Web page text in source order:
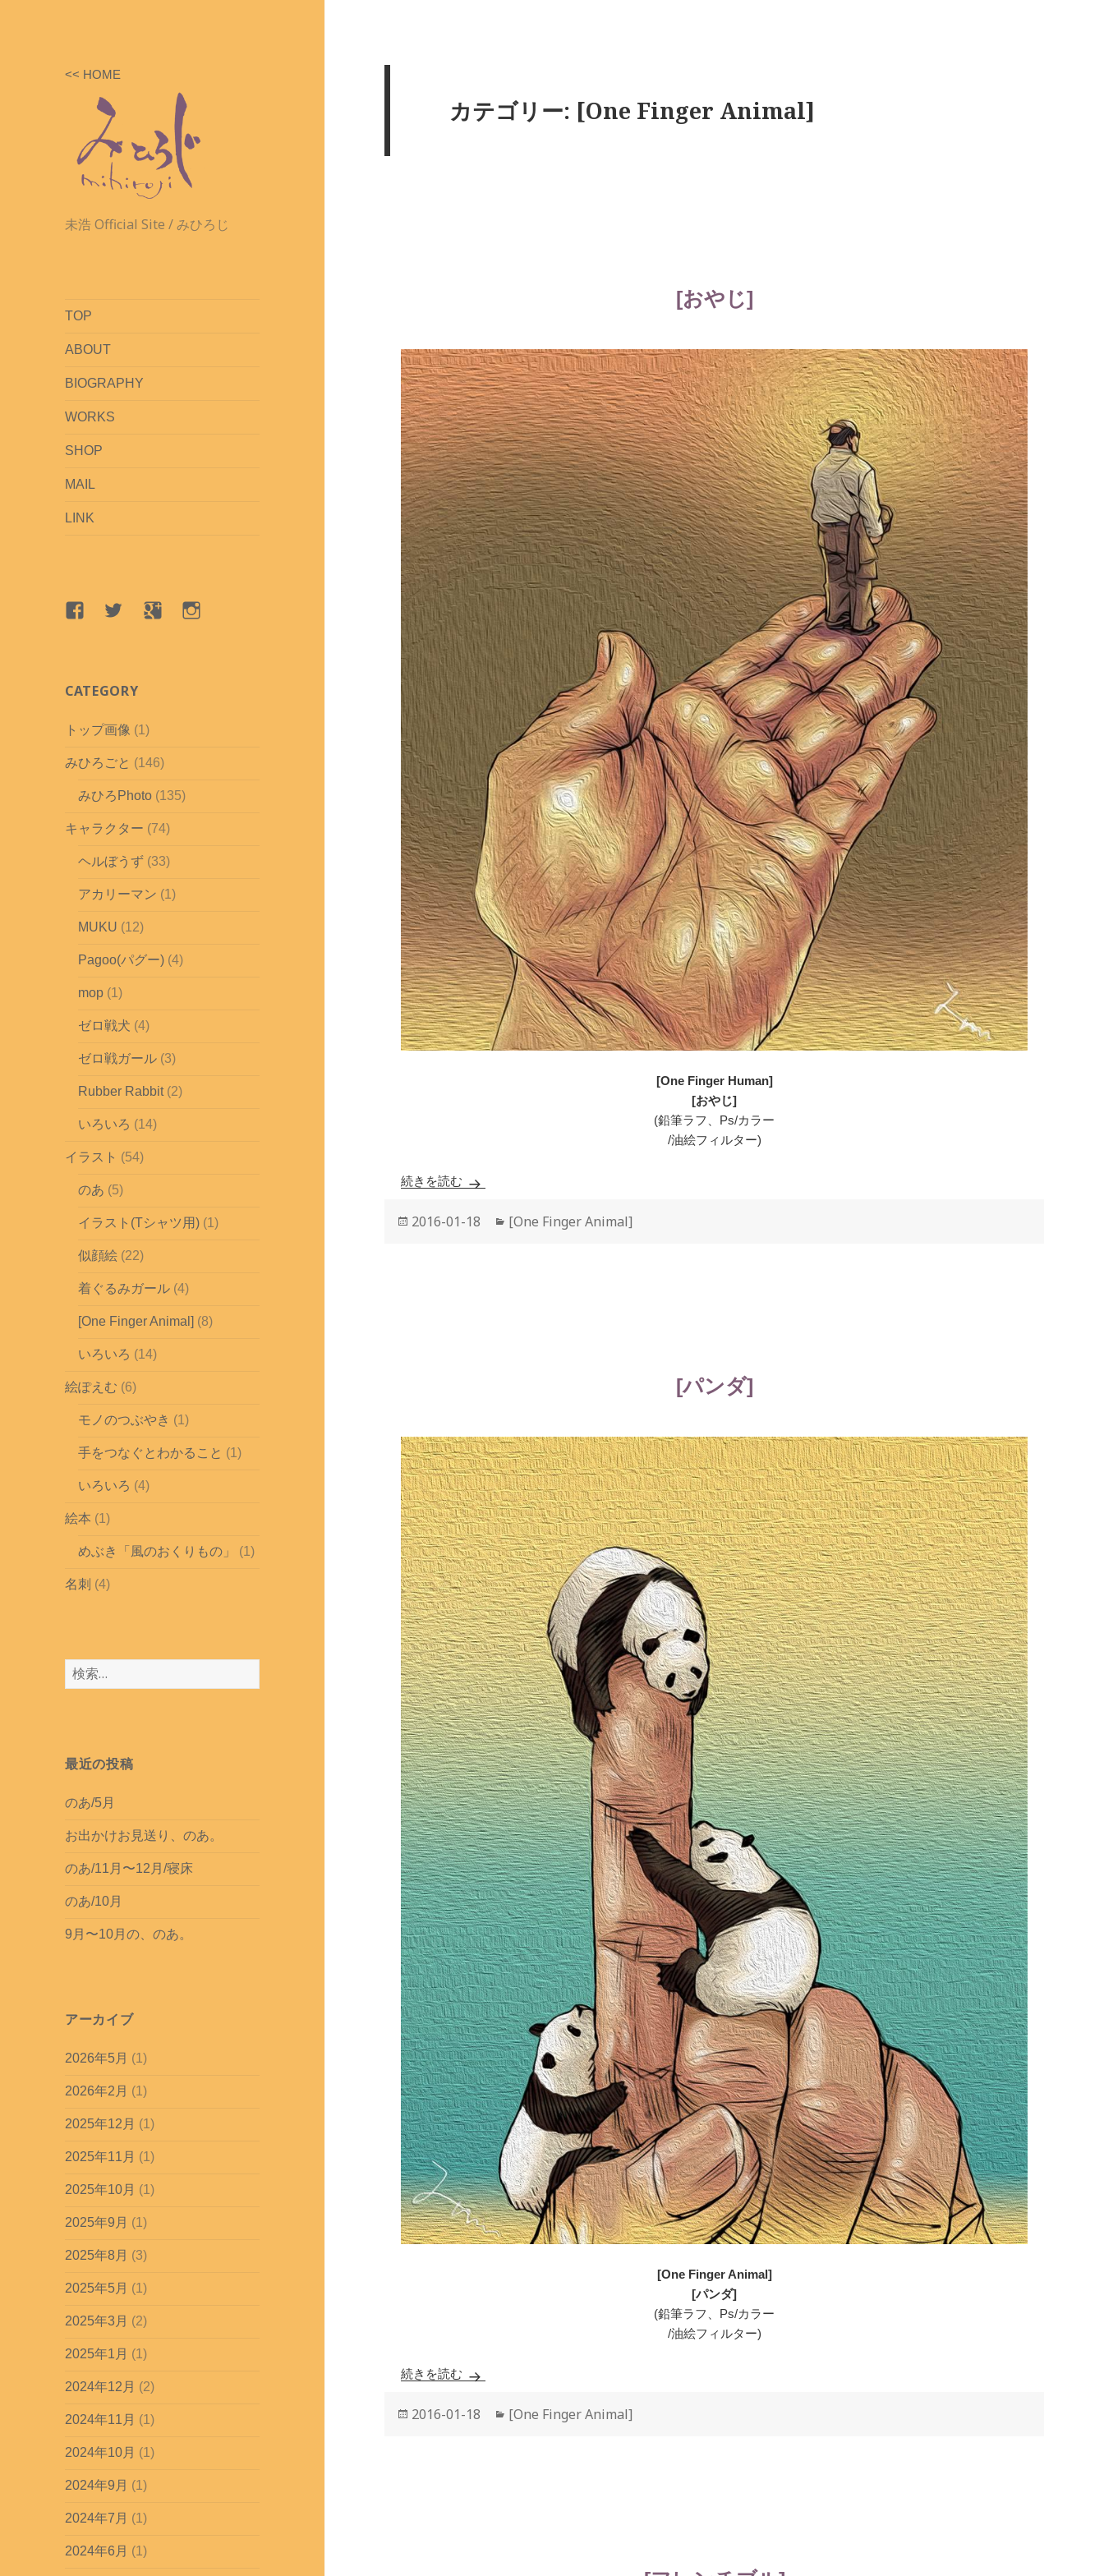
<< HOME
未浩 Official Site / みひろじ
TOP
ABOUT
BIOGRAPHY
WORKS
SHOP
MAIL
LINK
FacebookTwitter google+Instagram
CATEGORY
トップ画像 (1)
みひろごと (146)
みひろPhoto (135)
キャラクター (74)
ヘルぼうず (33)
アカリーマン (1)
MUKU (12)
Pagoo(パグー) (4)
mop (1)
ゼロ戦犬 (4)
ゼロ戦ガール (3)
Rubber Rabbit(2)
いろいろ (14)
イラスト (54)
のあ (5)
イラスト(Tシャツ用) (1)
似顔絵 (22)
着ぐるみガール (4)
[One Finger Animal] (8)
いろいろ (14)
絵ぽえむ (6)
モノのつぶやき (1)
手をつなぐとわかること (1)
いろいろ (4)
絵本 (1)
めぶき「風のおくりもの」 (1)
名刺 (4)
検
索
最近の投稿
のあ/5月
お出かけお見送り、のあ。
のあ/11月〜12月/寝床
のあ/10月
9月〜10月の、のあ。
アーカイブ
2026年5月 (1)
2026年2月 (1)
2025年12月 (1)
2025年11月 (1)
2025年10月 (1)
2025年9月 (1)
2025年8月 (3)
2025年5月 (1)
2025年3月 (2)
2025年1月 (1)
2024年12月 (2)
2024年11月 (1)
2024年10月 (1)
2024年9月 (1)
2024年7月 (1)
2024年6月 (1)
カテゴリー: [One Finger Animal]
[おやじ]
[One Finger Human]
[おやじ]
(鉛筆ラフ、Ps/カラー
/油絵フィルター)
続きを読む [おやじ]
投
2016-01-18
カ
[One Finger Animal]
[パンダ]
[One Finger Animal]
[パンダ]
(鉛筆ラフ、Ps/カラー
/油絵フィルター)
続きを読む [パンダ]
投
2016-01-18
カ
[One Finger Animal]